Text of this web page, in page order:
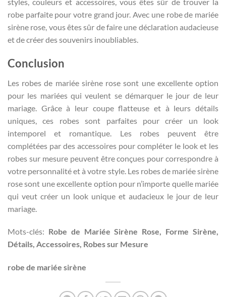
robe parfaite pour votre grand jour. Avec une robe de mariée
sirène rose, vous êtes sûr de faire une déclaration audacieuse
et de créer des souvenirs inoubliables.
Conclusion
Les robes de mariée sirène rose sont une excellente option
pour les mariées qui veulent se démarquer le jour de leur
mariage. Grâce à leur coupe flatteuse et à leurs détails
uniques, ces robes sont parfaites pour créer un look
intemporel et romantique. Les robes peuvent être
complétées par des accessoires pour compléter le look et les
robes sur mesure peuvent être conçues pour correspondre à
votre personnalité et à votre style. Les robes de mariée sirène
rose sont une excellente option pour n’importe quelle mariée
qui veut créer un look unique et audacieux le jour de leur
mariage.
Mots-clés: Robe de Mariée Sirène Rose, Forme Sirène,
Détails, Accessoires, Robes sur Mesure
robe de mariée sirène